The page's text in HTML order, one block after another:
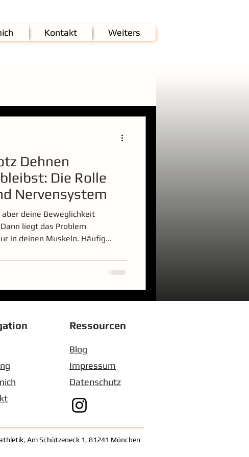
Kontakt Weiters
Dehnen
Die Rolle
Nervensystem
deine Beweglichkeit
liegt das Problem
in deinen Muskeln. Häufig
Denn Beweglichkeit ist nicht
„verkürzten Muskeln“. Sie
von Gelenken,
Kontrolle, Sicherheit
Ressourcen
Blog
Impressum
Datenschutz
Am Schützeneck 1, 81241 München